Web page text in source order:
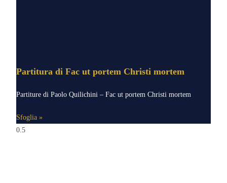
Partitura di Fac ut portem Christi mortem
Partiture di Paolo Quilichini – Fac ut portem Christi mortem
Sfoglia »